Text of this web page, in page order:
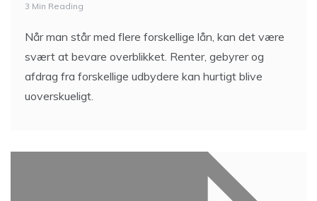
3 Min Reading
Når man står med flere forskellige lån, kan det være
svært at bevare overblikket. Renter, gebyrer og
afdrag fra forskellige udbydere kan hurtigt blive
uoverskueligt.